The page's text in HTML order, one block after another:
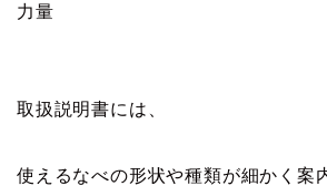
力量
取扱説明書には、
使えるなべの形状や種類が細かく案